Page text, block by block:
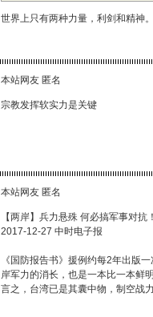
世界上只有两种力量，利剑和精神
本站网友 匿名
宗教发挥软实力是关键
本站网友 匿名
【两岸】兵力悬殊 何必搞军事对
2017-12-27 中时电子报
《国防报告书》援例约每2年出版
岸军力的消长，也是一本比一本鲜
言之，台湾已是其囊中物，制空战